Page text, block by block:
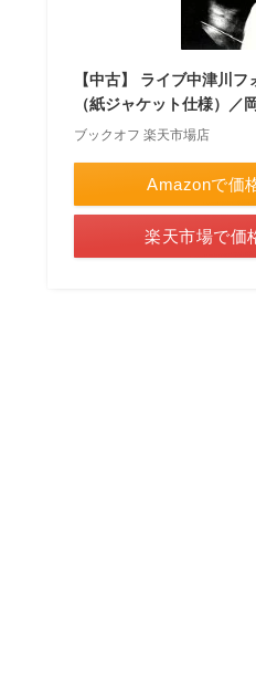
【中古】 ライブ中津川
（紙ジャケット仕様）／
ブックオフ 楽天市場店
Amazonで価
楽天市場で価